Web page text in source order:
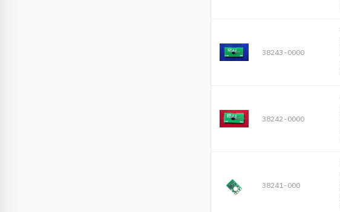
38243-0000
38242-0000
38241-000